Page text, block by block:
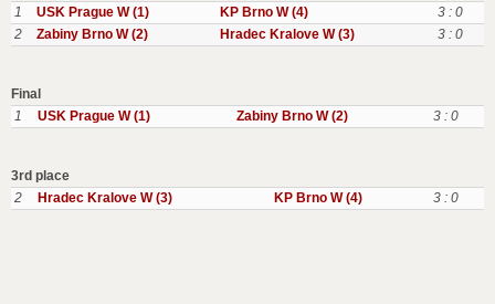
1
USK Prague W (1) KP Brno W (4)
3 : 0
2
Zabiny Brno W (2) Hradec Kralove W (3) 3 : 0
Final
1
USK Prague W (1) Zabiny Brno W (2) 3 : 0
3rd place
2
Hradec Kralove W (3) KP Brno W (4) 3 : 0